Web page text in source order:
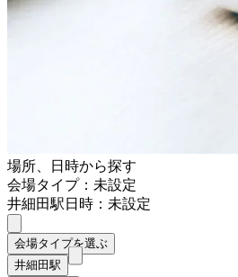
場所、日時から探す
会場タイプ：未設定
井細田駅日時：未設定
会場タイプを選ぶ
井細田駅